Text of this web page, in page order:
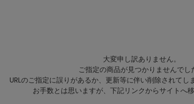
大変申し訳ありません。
ご指定の商品が見つかりませんでし
URLのご指定に誤りがあるか、更新等に伴い削除されてし
お手数とは思いますが、下記リンクからサイトへ